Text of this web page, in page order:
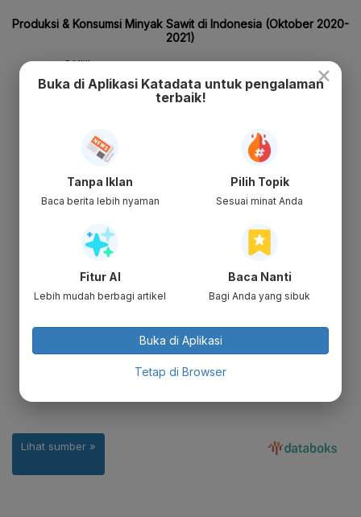
×
Buka di Aplikasi Katadata untuk pengalaman
terbaik!
Tanpa Iklan
Baca berita lebih nyaman
Pilih Topik
Sesuai minat Anda
Fitur AI
Lebih mudah berbagi artikel
Baca Nanti
Bagi Anda yang sibuk
Buka di Aplikasi
Tetap di Browser